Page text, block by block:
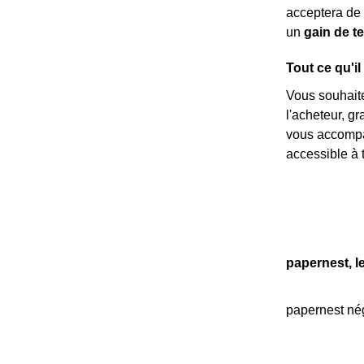
acceptera
un gain de
Tout ce
Vous
l'acheteur,
vous
accessible à
papernest,
papernest